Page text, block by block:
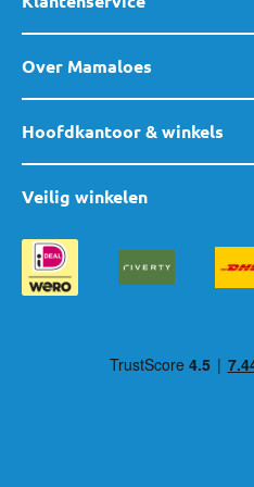
Over Mamaloes
Hoofdkantoor & winkels
Veilig winkelen